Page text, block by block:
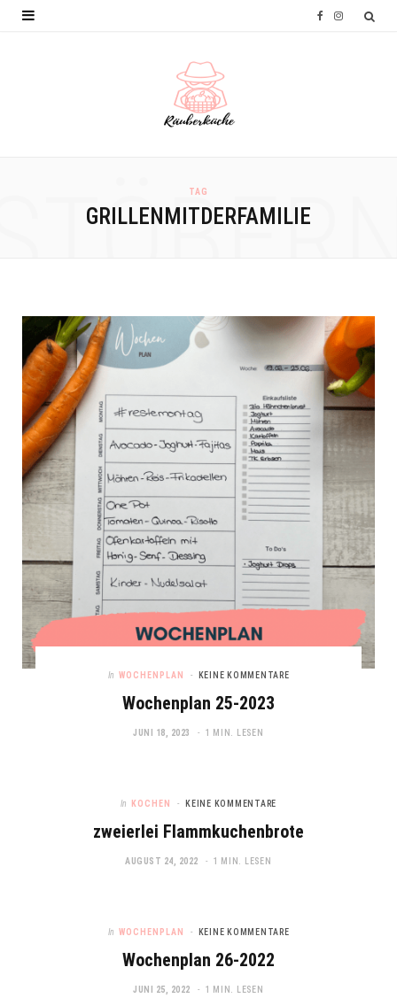
I
TAG
GRILLENMITDERFAMILIE
In WOCHENPLAN KEINE KOMMENTARE
Wochenplan 25-2023
JUNI 18, 2023 1 MIN. LESEN
In KOCHEN KEINE KOMMENTARE
zweierlei Flammkuchenbrote
AUGUST 24, 2022 1 MIN. LESEN
In WOCHENPLAN KEINE KOMMENTARE
Wochenplan 26-2022
JUNI 25, 2022 1 MIN. LESEN